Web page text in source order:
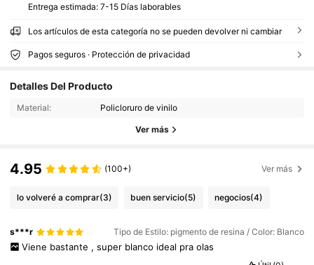
Entrega estimada: 7-15 Días laborables
Los artículos de esta categoría no se pueden devolver ni cambiar
Pagos seguros · Protección de privacidad
Detalles Del Producto
Material: Policloruro de vinilo
Ver más
4.95 (100+) Ver más
lo volveré a comprar(3) buen servicio(5) negocios(4)
s***r Tipo de Estilo: pigmento de resina / Color: Blanco
Viene bastante , super blanco ideal pra olas